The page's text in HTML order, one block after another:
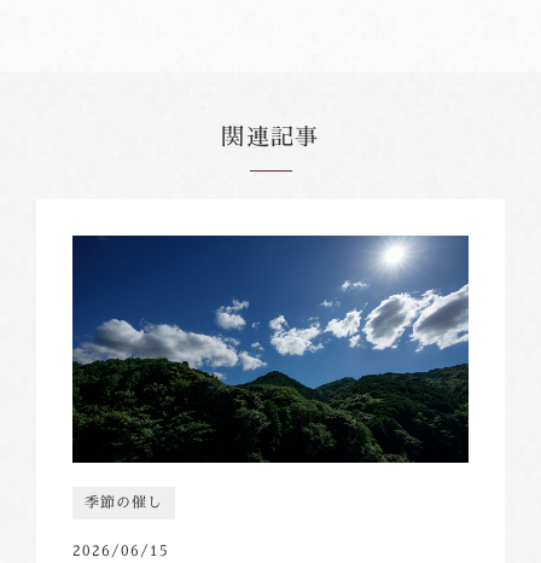
関連記事
季節の催し
2026/06/15